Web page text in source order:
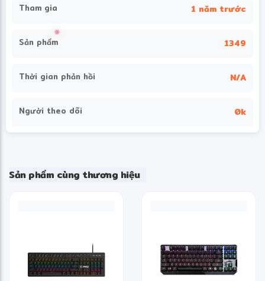
Tham gia 1 năm trước
Sản phẩm 1349
Thời gian phản hồi N/A
Người theo dõi 0k
Sản phẩm cùng thương hiệu
❄